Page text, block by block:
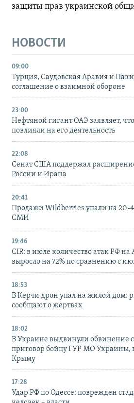
защиты прав украинской
НОВОСТИ
09:00
Турция, Саудовская Аравия и
соглашение о взаимной обороне
23:00
Нефтяной гигант ОАЭ заявляет,
повлияли на его деятельность
22:08
Сенат США поддержал
России и Ирана
20:41
Продажи Wildberries упали на 20-
СМИ
19:46
CIR: в июле количество атак РФ на
выросло на 72% по сравнению с
18:53
В Керчи дрон упал на жилой дом:
сообщают о жертвах
18:02
В Украине выдвинули обвинение
приговор бойцу ГУР МО Украины,
Крыму
17:28
Удар РФ по Одессе: поврежден